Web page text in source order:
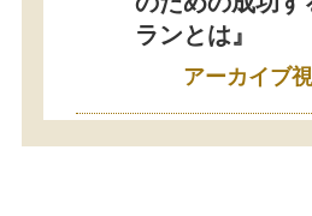
ランとは』
アーカイブ